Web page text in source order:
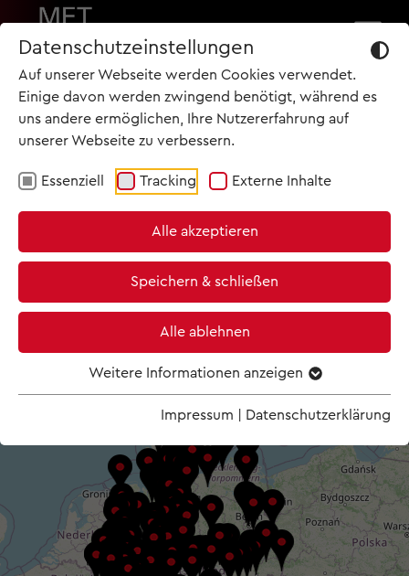
Datenschutzeinstellungen
Auf unserer Webseite werden Cookies verwendet.
Einige davon werden zwingend benötigt, während es
uns andere ermöglichen, Ihre Nutzererfahrung auf
unserer Webseite zu verbessern.
Essenziell Tracking Externe Inhalte
Alle akzeptieren
Speichern & schließen
Alle ablehnen
Weitere Informationen anzeigen
Impressum Datenschutzerklärung
KINO FINDEN | TICKETS
ERHALTEN SIE IM
TEILNEHMENDEN KINO
−
START
ARCHIV
KINO & TICKETS